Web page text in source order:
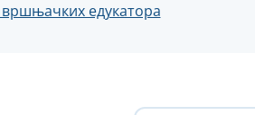
едукатора